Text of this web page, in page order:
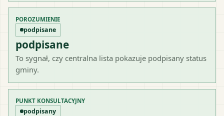
POROZUMIENIE
podpisane
podpisane
To sygnał, czy centralna lista pokazuje podpisany status
gminy.
PUNKT KONSULTACYJNY
podpisany